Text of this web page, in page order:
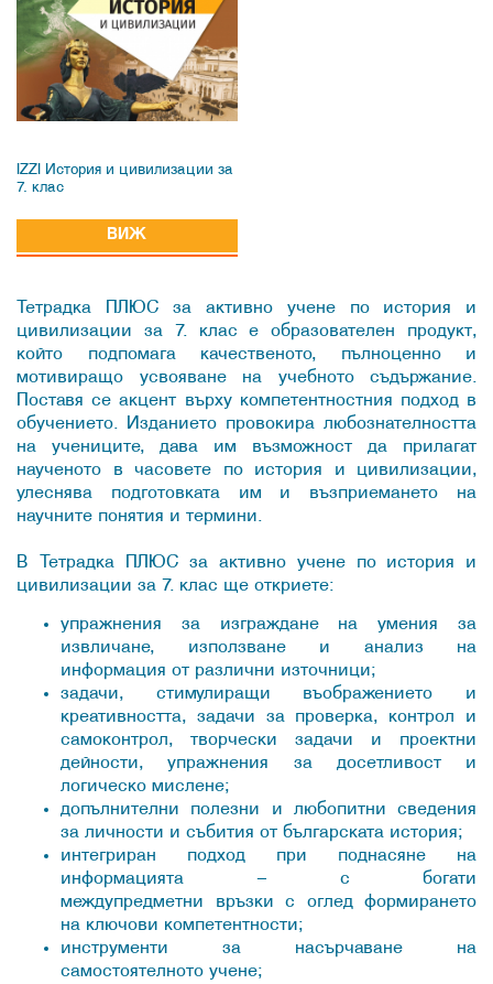
IZZI История и цивилизации за
7. клас
ВИЖ
Тетрадка ПЛЮС за активно учене по история и
цивилизации за 7. клас е образователен продукт,
който подпомага качественото, пълноценно и
мотивиращо усвояване на учебното съдържание.
Поставя се акцент върху компетентностния подход в
обучението. Изданието провокира любознателността
на учениците, дава им възможност да прилагат
наученото в часовете по история и цивилизации,
улеснява подготовката им и възприемането на
научните понятия и термини.
В Тетрадка ПЛЮС за активно учене по история и
цивилизации за 7. клас ще откриете:
упражнения за изграждане на умения за
извличане, използване и анализ на
информация от различни източници;
задачи, стимулиращи въображението и
креативността, задачи за проверка, контрол и
самоконтрол, творчески задачи и проектни
дейности, упражнения за досетливост и
логическо мислене;
допълнителни полезни и любопитни сведения
за личности и събития от българската история;
интегриран подход при поднасяне на
информацията – с богати
междупредметни връзки с оглед формирането
на ключови компетентности;
инструменти за насърчаване на
самостоятелното учене;